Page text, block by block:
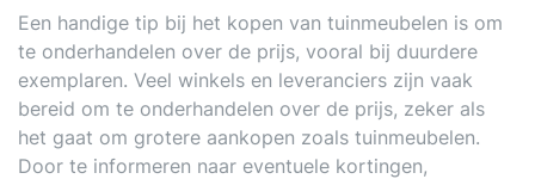
Een handige tip bij het kopen van tuinmeubelen is om
te onderhandelen over de prijs, vooral bij duurdere
exemplaren. Veel winkels en leveranciers zijn vaak
bereid om te onderhandelen over de prijs, zeker als
het gaat om grotere aankopen zoals tuinmeubelen.
Door te informeren naar eventuele kortingen,